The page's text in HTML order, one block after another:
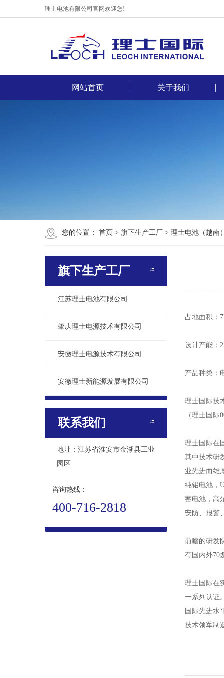
理士电池有限公司官网欢迎您!
网站首页 关于我们
您的位置： 首页 > 旗下生产工厂 > 理士电池（越南
旗下生产工厂
江苏理士电池有限公司
肇庆理士电源技术有限公司
安徽理士电源技术有限公司
安徽理士新能源发展有限公司
联系我们
地址：江苏省淮安市金湖县工业
园区
咨询热线：
400-716-2818
占地面积：
设计产能：
产品种类：
理士国际技
（理士国
理士国际在
其中技术研
业先进而雄
纯铅电池，
蓄电池，高
安防、报警
前瞻的研发
有国内外70
理士国际在
一系列认证
国际先进水
技术领军制